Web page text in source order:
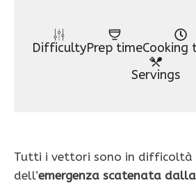
DifficultyPrep timeCooking
Servings
Tutti i vettori sono in difficoltà
dell’emergenza scatenata